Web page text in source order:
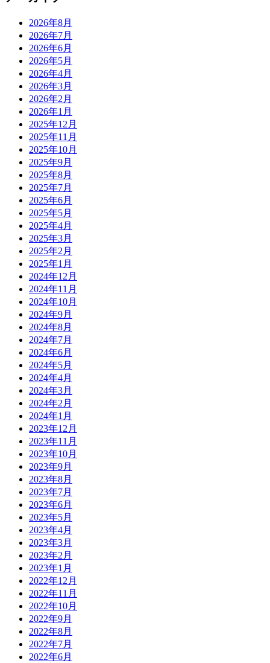
2026年8月
2026年7月
2026年6月
2026年5月
2026年4月
2026年3月
2026年2月
2026年1月
2025年12月
2025年11月
2025年10月
2025年9月
2025年8月
2025年7月
2025年6月
2025年5月
2025年4月
2025年3月
2025年2月
2025年1月
2024年12月
2024年11月
2024年10月
2024年9月
2024年8月
2024年7月
2024年6月
2024年5月
2024年4月
2024年3月
2024年2月
2024年1月
2023年12月
2023年11月
2023年10月
2023年9月
2023年8月
2023年7月
2023年6月
2023年5月
2023年4月
2023年3月
2023年2月
2023年1月
2022年12月
2022年11月
2022年10月
2022年9月
2022年8月
2022年7月
2022年6月